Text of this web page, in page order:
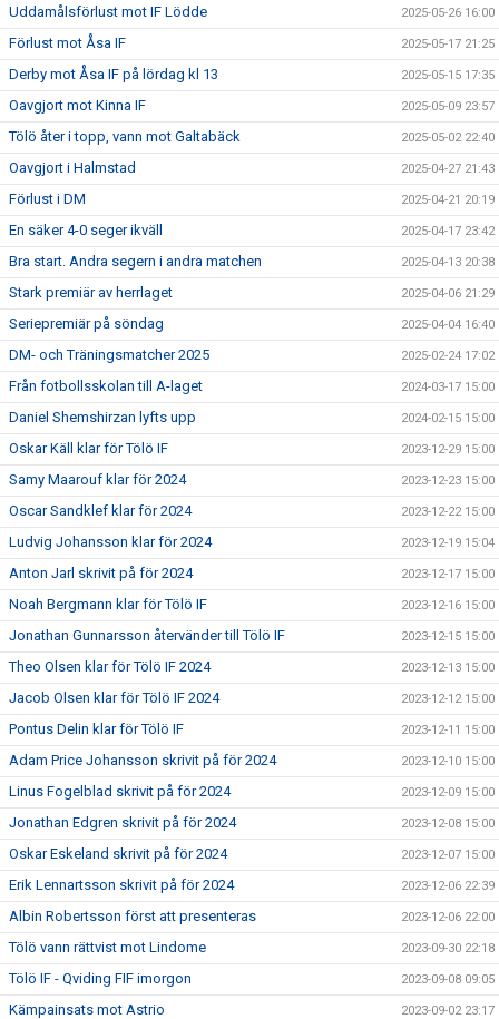
Uddamålsförlust mot IF Lödde 2025-05-26 16:00
Förlust mot Åsa IF 2025-05-17 21:25
Derby mot Åsa IF på lördag kl 13 2025-05-15 17:35
Oavgjort mot Kinna IF 2025-05-09 23:57
Tölö åter i topp, vann mot Galtabäck 2025-05-02 22:40
Oavgjort i Halmstad 2025-04-27 21:43
Förlust i DM 2025-04-21 20:19
En säker 4-0 seger ikväll 2025-04-17 23:42
Bra start. Andra segern i andra matchen 2025-04-13 20:38
Stark premiär av herrlaget 2025-04-06 21:29
Seriepremiär på söndag 2025-04-04 16:40
DM- och Träningsmatcher 2025 2025-02-24 17:02
Från fotbollsskolan till A-laget 2024-03-17 15:00
Daniel Shemshirzan lyfts upp 2024-02-15 15:00
Oskar Käll klar för Tölö IF 2023-12-29 15:00
Samy Maarouf klar för 2024 2023-12-23 15:00
Oscar Sandklef klar för 2024 2023-12-22 15:00
Ludvig Johansson klar för 2024 2023-12-19 15:04
Anton Jarl skrivit på för 2024 2023-12-17 15:00
Noah Bergmann klar för Tölö IF 2023-12-16 15:00
Jonathan Gunnarsson återvänder till Tölö IF 2023-12-15 15:00
Theo Olsen klar för Tölö IF 2024 2023-12-13 15:00
Jacob Olsen klar för Tölö IF 2024 2023-12-12 15:00
Pontus Delin klar för Tölö IF 2023-12-11 15:00
Adam Price Johansson skrivit på för 2024 2023-12-10 15:00
Linus Fogelblad skrivit på för 2024 2023-12-09 15:00
Jonathan Edgren skrivit på för 2024 2023-12-08 15:00
Oskar Eskeland skrivit på för 2024 2023-12-07 15:00
Erik Lennartsson skrivit på för 2024 2023-12-06 22:39
Albin Robertsson först att presenteras 2023-12-06 22:00
Tölö vann rättvist mot Lindome 2023-09-30 22:18
Tölö IF - Qviding FIF imorgon 2023-09-08 09:05
Kämpainsats mot Astrio 2023-09-02 23:17